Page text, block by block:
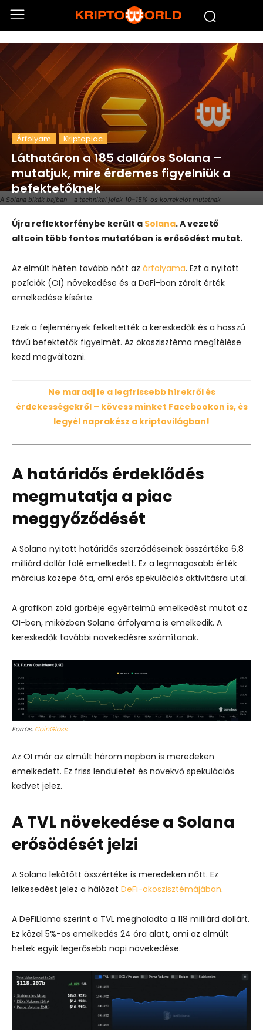
A Solana bikák bajban – a technikai jelek 10–15%-os korrekciót mutatnak
Árfolyam Kriptopiac
Láthatáron a 185 dolláros Solana –
mutatjuk, mire érdemes figyelniük a
befektetőknek
Újra reflektorfénybe került a Solana. A vezető
altcoin több fontos mutatóban is erősödést mutat.
Az elmúlt héten tovább nőtt az árfolyama. Ezt a nyitott
pozíciók (OI) növekedése és a DeFi-ban zárolt érték
emelkedése kísérte.
Ezek a fejlemények felkeltették a kereskedők és a hosszú
távú befektetők figyelmét. Az ökoszisztéma megítélése
kezd megváltozni.
Ne maradj le a legfrissebb hírekről és
érdekességekről – kövess minket Facebookon is, és
legyél naprakész a kriptovilágban!
A határidős érdeklődés
megmutatja a piac
meggyőződését
A Solana nyitott határidős szerződéseinek összértéke 6,8
milliárd dollár fölé emelkedett. Ez a legmagasabb érték
március közepe óta, ami erős spekulációs aktivitásra utal.
A grafikon zöld görbéje egyértelmű emelkedést mutat az
OI-ben, miközben Solana árfolyama is emelkedik. A
kereskedők további növekedésre számítanak.
Forrás:CoinGlass
Az OI már az elmúlt három napban is meredeken
emelkedett. Ez friss lendületet és növekvő spekulációs
kedvet jelez.
A TVL növekedése a Solana
erősödését jelzi
A Solana lekötött összértéke is meredeken nőtt. Ez
lelkesedést jelez a hálózat DeFi-ökoszisztémájában.
A DeFiLlama szerint a TVL meghaladta a 118 milliárd dollárt.
Ez közel 5%-os emelkedés 24 óra alatt, ami az elmúlt
hetek egyik legerősebb napi növekedése.